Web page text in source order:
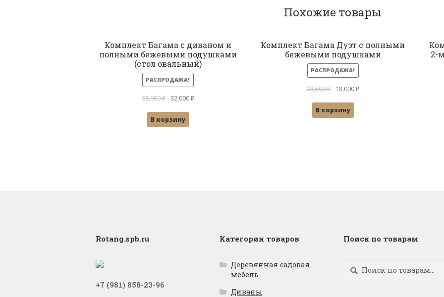
Похожие товары
Комплект Багама с диваном и
полными бежевыми подушками
(стол овальный)
РАСПРОДАЖА!
38,000₽
Первоначальная
составляла
32,000₽Текущая
В корзину
Комплект Багама Дуэт с полными
бежевыми подушками
РАСПРОДАЖА!
23,500₽
Первоначальная
составляла
18,000₽Текущая
В корзину
2-
Rotang.spb.ru
+7 (981) 858-23-96
Категории товаров
Деревянная садовая
мебель
Диваны
Поиск по товарам
Искать:
Поиск